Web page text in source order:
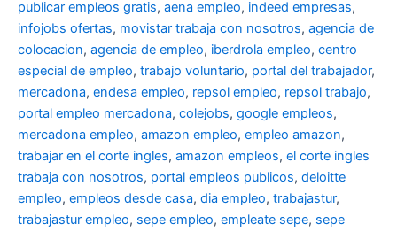
publicar empleos gratis, aena empleo, indeed empresas,
infojobs ofertas, movistar trabaja con nosotros, agencia de
colocacion, agencia de empleo, iberdrola empleo, centro
especial de empleo, trabajo voluntario, portal del trabajador,
mercadona, endesa empleo, repsol empleo, repsol trabajo,
portal empleo mercadona, colejobs, google empleos,
mercadona empleo, amazon empleo, empleo amazon,
trabajar en el corte ingles, amazon empleos, el corte ingles
trabaja con nosotros, portal empleos publicos, deloitte
empleo, empleos desde casa, dia empleo, trabajastur,
trabajastur empleo, sepe empleo, empleate sepe, sepe